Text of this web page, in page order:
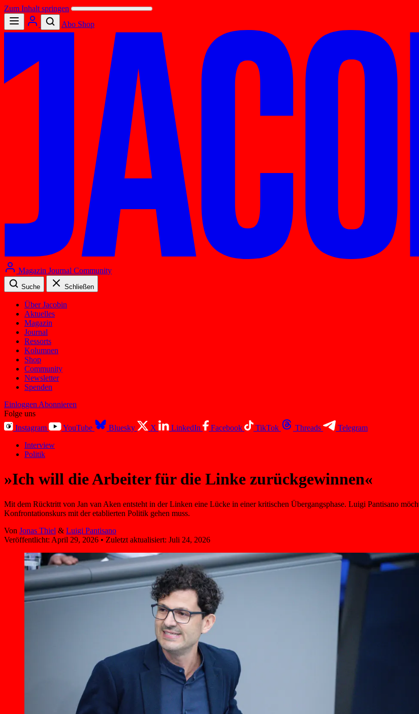
Zum Inhalt springen
Abo Shop
Magazin Journal Community
Suche Schließen
Über Jacobin
Aktuelles
Magazin
Journal
Ressorts
Kolumnen
Shop
Community
Newsletter
Spenden
Einloggen Abonnieren
Folge uns
Instagram
YouTube Bluesky X LinkedIn Facebook TikTok Threads
Telegram
Interview
Politik
»Ich will die Arbeiter für die Linke zurückgewinnen«
Mit dem Rücktritt von Jan van Aken entsteht in der Linken eine Lücke in einer kritischen Übergangsphase. Luigi Pantisano
Konfrontationskurs mit der etablierten Politik gehen muss.
Von Jonas Thiel & Luigi Pantisano
Veröffentlicht: April 29, 2026 • Zuletzt aktualisiert: Juli 24, 2026